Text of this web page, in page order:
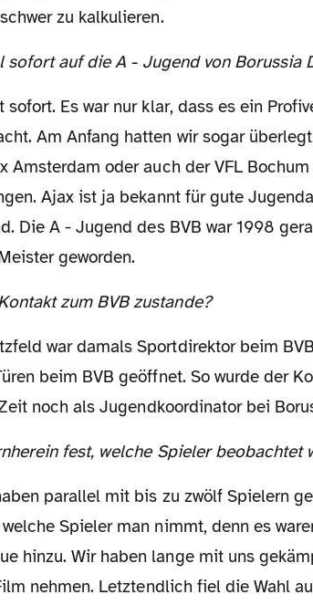
zu kalkulieren.
sofort auf die A - Jugend von Borussia
sofort. Es war nur klar, dass es ein
Am Anfang hatten wir sogar
Amsterdam oder auch der VFL
Ajax ist ja bekannt für gute
Die A - Jugend des BVB war 1998
geworden.
zum BVB zustande?
war damals Sportdirektor beim
beim BVB geöffnet. So wurde der
noch als Jugendkoordinator bei
fest, welche Spieler beobachtet
parallel mit bis zu zwölf Spielern
Spieler man nimmt, denn es
hinzu. Wir haben lange mit uns
nehmen. Letztendlich fiel die Wahl